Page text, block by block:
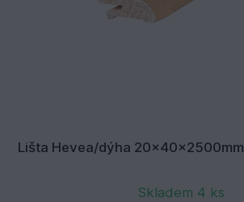
Lišta Hevea/dýha 20x40x2500mm
Skladem 4 ks